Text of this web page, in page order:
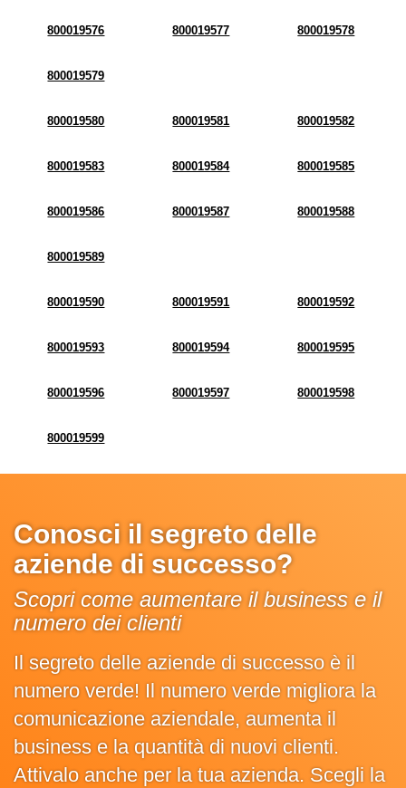
800019576 800019577 800019578
800019579
800019580 800019581 800019582
800019583 800019584 800019585
800019586 800019587 800019588
800019589
800019590 800019591 800019592
800019593 800019594 800019595
800019596 800019597 800019598
800019599
Conosci il segreto delle
aziende di successo?
Scopri come aumentare il business e il
numero dei clienti
Il segreto delle aziende di successo è il
numero verde! Il numero verde migliora la
comunicazione aziendale, aumenta il
business e la quantità di nuovi clienti.
Attivalo anche per la tua azienda. Scegli la